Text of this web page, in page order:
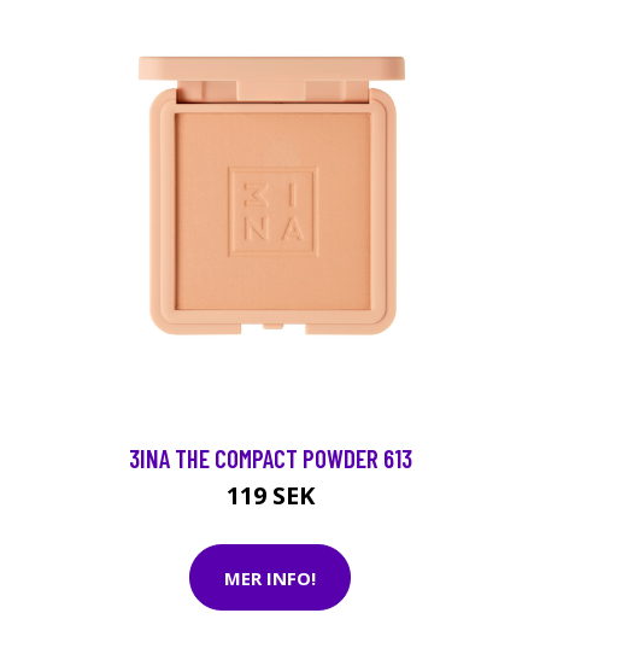
3INA THE COMPACT POWDER 613
119 SEK
MER INFO!